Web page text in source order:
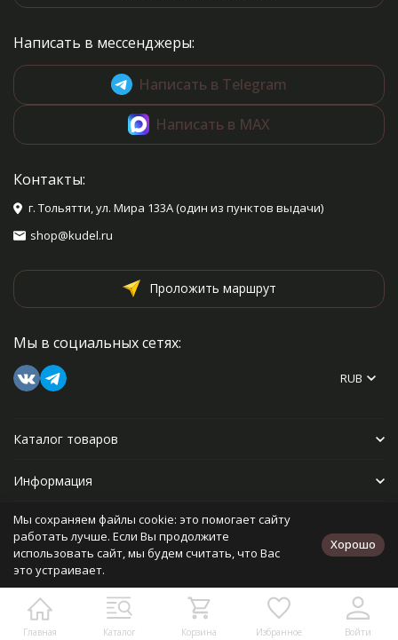
Главная Каталог Корзина Избранное Войти
Написать в мессенджеры:
Написать в Telegram
Написать в MAX
Контакты:
г. Тольятти, ул. Мира 133А (один из пунктов выдачи)
shop@kudel.ru
Проложить маршрут
Мы в социальных сетях:
RUB
Каталог товаров
Информация
Прочее
Политика персональных данных
Разработано в
bodysite.ru
Мы сохраняем файлы cookie: это помогает сайту
работать лучше. Если Вы продолжите
использовать сайт, мы будем считать, что Вас
это устраивает.
Хорошо